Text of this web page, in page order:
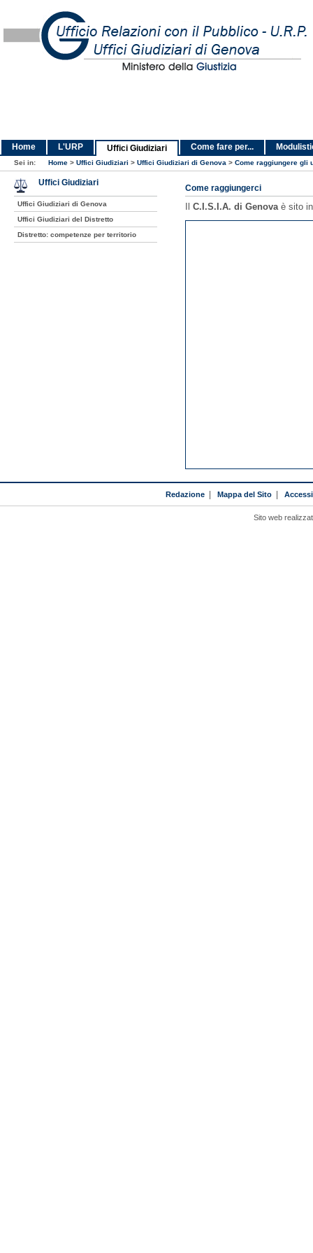
Home L'URP Uffici Giudiziari Come fare per...
Sei in: Home > Uffici Giudiziari > Uffici Giudiziari di Genova > Come raggiungere gli
Come raggiungerci
Il C.I.S.I.A. di Genovaè sito in
Uffici Giudiziari
Uffici Giudiziari di Genova
Uffici Giudiziari del Distretto
Distretto: competenze per territorio
Redazione| Mappa del Sito|
Sito web